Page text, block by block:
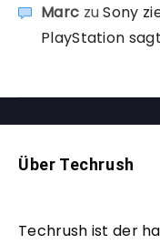
Marc zuSony
PlayStation
Über Techrush
Techrush ist der